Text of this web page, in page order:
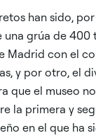
han sido,
grúa de 400
Madrid con el
y por otro, el
que el museo
la primera y
en el que ha